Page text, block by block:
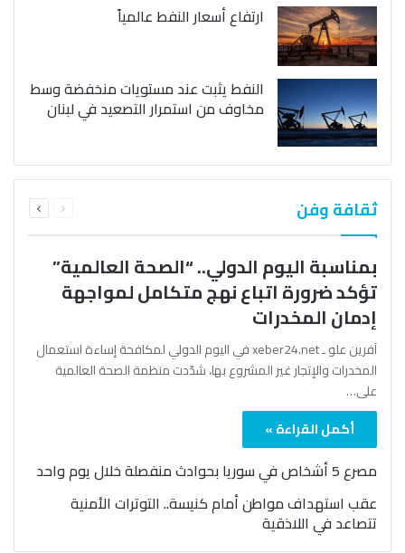
ارتفاع أسعار النفط عالمياً
النفط يثبت عند مستويات منخفضة وسط
مخاوف من استمرار التصعيد في لبنان
ثقافة وفن الصفحةالصفحة
بمناسبة اليوم الدولي.. “الصحة العالمية”
تؤكد ضرورة اتباع نهج متكامل لمواجهة
إدمان المخدرات
آفرين علو ـ xeber24.net في اليوم الدولي لمكافحة إساءة استعمال
المخدرات والإتجار غير المشروع بها، شدّدت منظمة الصحة العالمية
على…
أكمل القراءة »
مصرع 5 أشخاص في سوريا بحوادث منفصلة خلال يوم واحد
عقب استهداف مواطن أمام كنيسة.. التوترات الأمنية
تتصاعد في اللاذقية